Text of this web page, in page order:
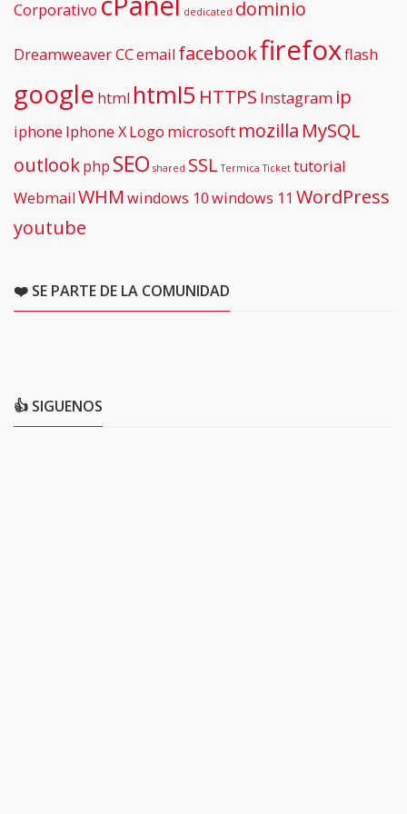
Corporativo dedicated dominio
Dreamweaver CCemailfacebookfirefoxflash
google html html5 HTTPS Instagram ip
iphone Iphone XLogo microsoft mozilla MySQL
outlookphp SEO shared SSL Termica Ticket tutorial
WebmailWHM windows 10windows 11 WordPress
youtube
❤️ SE PARTE DE LA COMUNIDAD
👍 SIGUENOS